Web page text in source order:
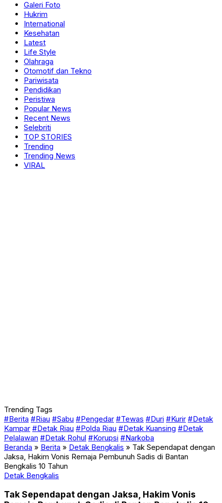
Galeri Foto
Hukrim
International
Kesehatan
Latest
Life Style
Olahraga
Otomotif dan Tekno
Pariwisata
Pendidikan
Peristiwa
Popular News
Recent News
Selebriti
TOP STORIES
Trending
Trending News
VIRAL
Trending Tags
#Berita #Riau #Sabu #Pengedar #Tewas #Duri #Kurir #Detak
Kampar #Detak Riau #Polda Riau #Detak Kuansing #Detak
Pelalawan #Detak Rohul #Korupsi #Narkoba
Beranda » Berita » Detak Bengkalis » Tak Sependapat dengan
Jaksa, Hakim Vonis Remaja Pembunuh Sadis di Bantan
Bengkalis 10 Tahun
Detak Bengkalis
Tak Sependapat dengan Jaksa, Hakim Vonis